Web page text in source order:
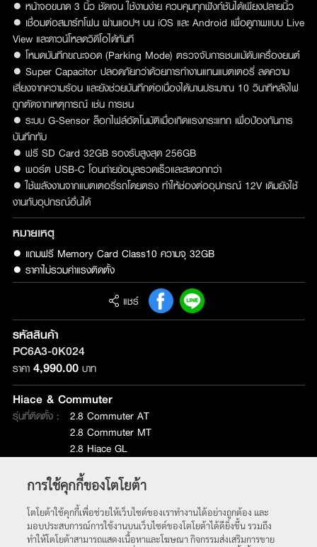
● หน้าจอขนาด 3 นิ้ว ชัดเจน ใช้งานง่าย ควบคุมทุกฟังก์ชันได้เพียงปลายนิ้ว
● เชื่อมต่อสมาร์ทโฟน ผ่านแอปฯ บน iOS และ Android เพื่อดูภาพแบบ Live
View และดาวน์โหลดวิดีโอได้ทันที
● โหมดบันทึกขณะจอด (Parking Mode) ตรวจจับการชนแม้ดับเครื่องยนต์
● Super Capacitor ปลอดภัยกว่าด้วยการทำงานแทนแบตเตอรี่ ลดความ
เสี่ยงจากความร้อน และยังช่วยบันทึกต่อเนื่องได้นานประมาณ 10 วินาทีหลังไฟ
ถูกตัดจากเหตุการณ์ เช่น การชน
● ระบบ G-Sensor ล็อกไฟล์อัตโนมัติเมื่อเกิดแรงกระแทก เพื่อป้องกันการ
บันทึกทับ
● ฟรี SD Card 32GB รองรับสูงสุด 256GB
● พอร์ต USB-C โอนถ่ายข้อมูลรวดเร็วและสะดวกกว่า
● ใช้พลังงานจากแบตเตอรี่รถโดยตรง ทำให้ช่องต่ออุปกรณ์ 12V เดิมยังใช้
งานกับอุปกรณ์อื่นได้
หมายเหตุ
● แถมฟรี Memory Card Class10 ความจุ 32GB
● ราคาไม่รวมค่าแรงติดตั้ง
แชร์
รหัสสินค้า
PC6A3-0K024
ราคา 4,990.00บาท
Hiace & Commuter
รุ่นที่ติดตั้ง :
2.8 Commuter AT
2.8 Commuter MT
2.8 Hiace GL
หน้าหลัก
การใช้คุกกี้ของโตโยต้า
โตโยต้าใช้คุกกี้เพื่อช่วยให้เว็บไซต์ของเราทำงานได้อย่างถูกต้อง และ
มอบประสบการณ์การใช้งานบนเว็บไซต์ของโตโยต้าได้ดียิ่งขึ้น รวมถึง
ทำให้โตโยต้าสามารถแสดงเนื้อหาและโฆษณา กิจกรรมส่งเสริมการขาย